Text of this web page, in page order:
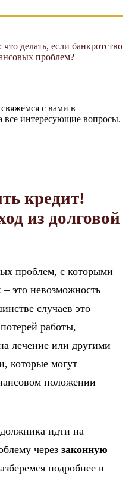
с вами в
все интересующие вопросы.
кредит!
из долговой
проблем, с которыми
– это невозможность
случаев это
работы,
лечение или другими
которые могут
положении
должника идти на
через законную
подробнее в